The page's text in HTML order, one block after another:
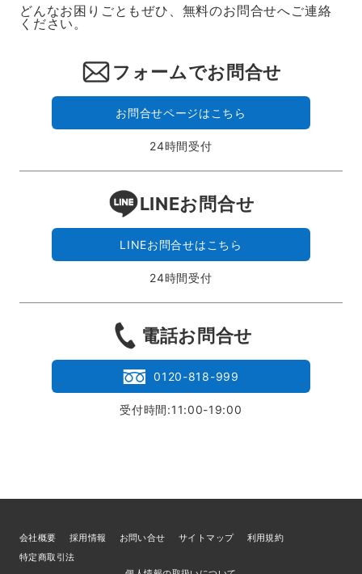
どんなお困りごともぜひ、無料のお問合せへご連絡
ください。
フォームでお問合せ
お問合せページはこちら
24時間受付
LINEお問合せ
LINEお問合せはこちら
24時間受付
電話お問合せ
0120-818-999
受付時間:11:00-19:00
会社概要 採用情報 お問い合せ サイトマップ
利用規約
特定商取引法